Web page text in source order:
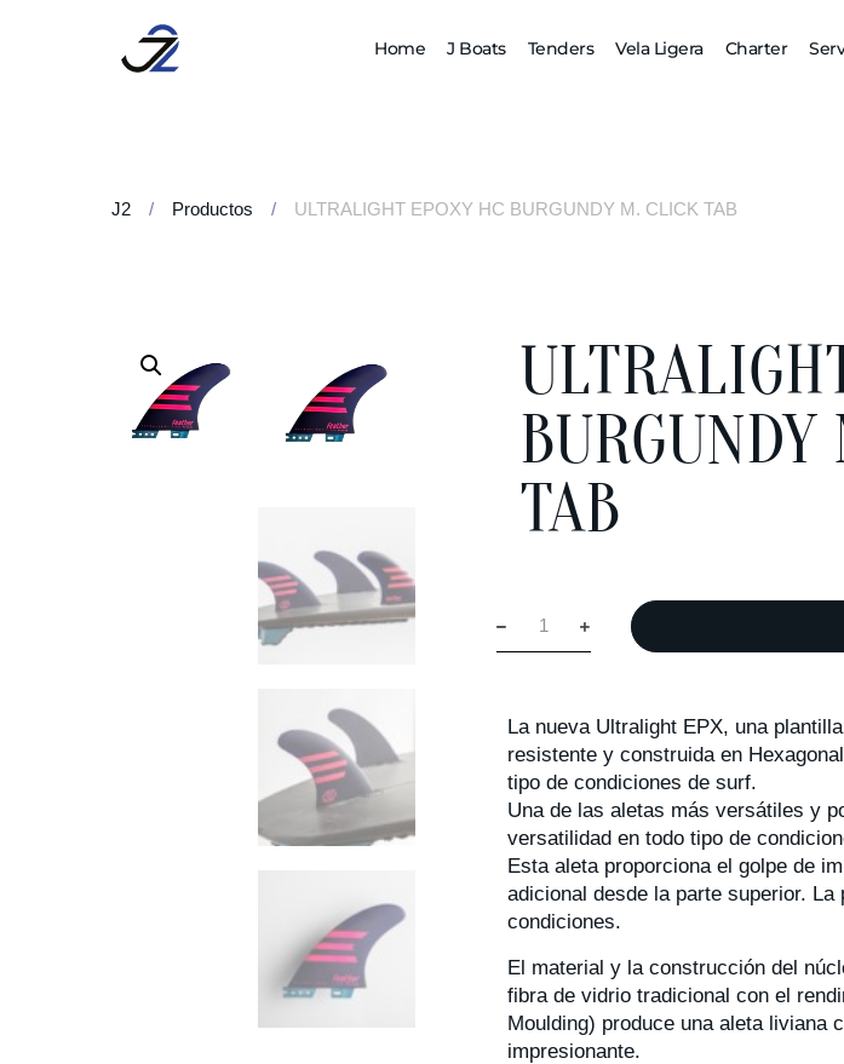
Home J Boats Tenders Vela Ligera Charter
J2 / Productos / ULTRALIGHT EPOXY HC BURGUNDY M. CLICK TAB
TAB
La nueva Ultralight EPX, una
resistente y construida en
tipo de condiciones de surf.
Una de las aletas más versátiles y
versatilidad en todo tipo de
Esta aleta proporciona el golpe de
adicional desde la parte superior.
condiciones.
El material y la construcción del
fibra de vidrio tradicional con el
Moulding) produce una aleta liviana
impresionante.